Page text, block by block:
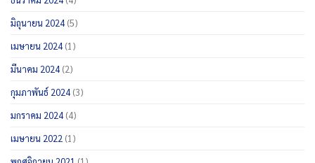
มิถุนายน 2024 (5)
เมษายน 2024 (1)
มีนาคม 2024 (2)
กุมภาพันธ์ 2024 (3)
มกราคม 2024 (4)
เมษายน 2022 (1)